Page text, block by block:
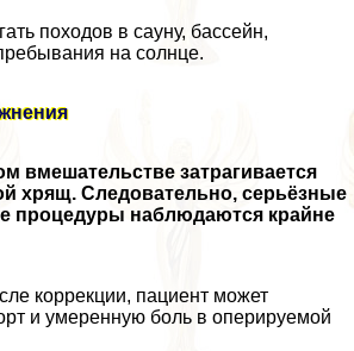
походов в сауну, бассейн,
на солнце.
вмешательстве затрагивается
хрящ. Следовательно, серьёзные
процедуры наблюдаются крайне
коррекции, пациент может
и умеренную боль в оперируемой